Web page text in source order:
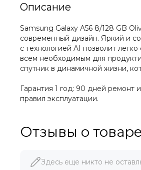
Описание
Samsung Galaxy A56 8/128 GB
современный дизайн. Яркий и
с технологией AI позволит
всем необходимым для
спутник в динамичной жизни,
Гарантия 1 год: 90 дней ремонт
правил эксплуатации.
Отзывы о товаре
Здесь еще никто не